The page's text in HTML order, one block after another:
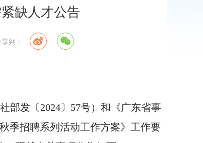
缺人才公告
到：
部发〔2024〕57号）和《广东省事
季招聘系列活动工作方案》工作要